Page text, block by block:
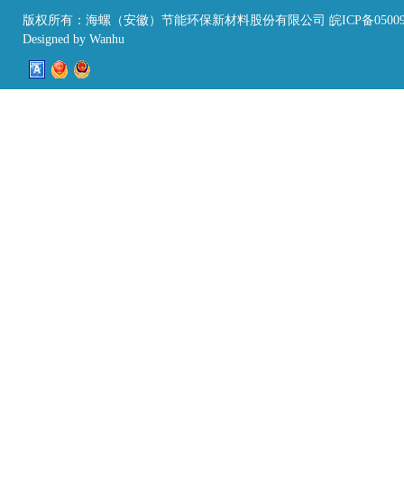
版权所有：海螺（安徽）节能环保新材料股份有限公司 皖ICP备
Designed by Wanhu